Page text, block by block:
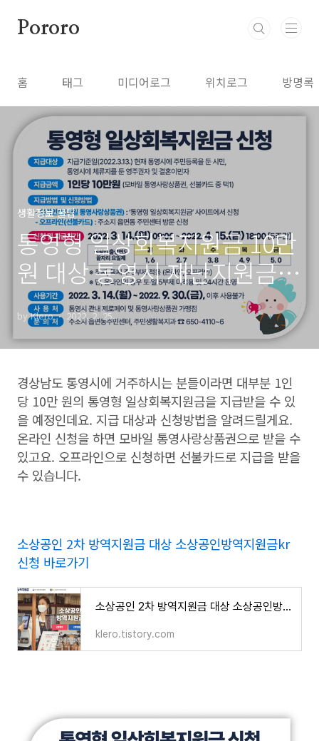
Pororo
홈 태그 미디어로그 위치로그 방명록
생활정보 꿀팁
통영형 일상회복지원금 10만
원 대상 통영시 재난지원금
신청방법
by Klero 2022. 2. 25.
경상남도 통영시에 거주하시는 분들이라면 대부분 1인
당 10만 원의 통영형 일상회복지원금을 지급받을 수 있
을 예정인데요. 지급 대상과 신청방법을 알려드릴게요.
온라인 신청을 하면 모바일 통영사랑상품권으로 받을 수
있고요. 오프라인으로 신청하면 선불카드로 지급을 받을
수 있습니다.
소상공인 2차 방역지원금 대상 소상공인방역지원금kr
신청 바로가기
소상공인 2차 방역지원금 대상 소상공인방역지원금kr 신청 바로가기
klero.tistory.com